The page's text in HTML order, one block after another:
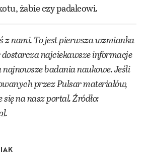
żabie czy padalcowi.
z nami. To jest pierwsza wzmianka
najciekawsze informacje
badania naukowe. Jeśli
przez Pulsar materiałów,
na nasz portal. Źródło:
.